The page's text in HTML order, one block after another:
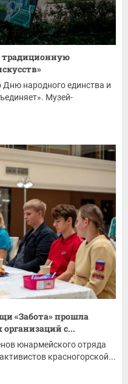
традиционную
Дню народного единства и
Музей-
«Забота» прошла
с...
юнармейского отряда
красногорской...